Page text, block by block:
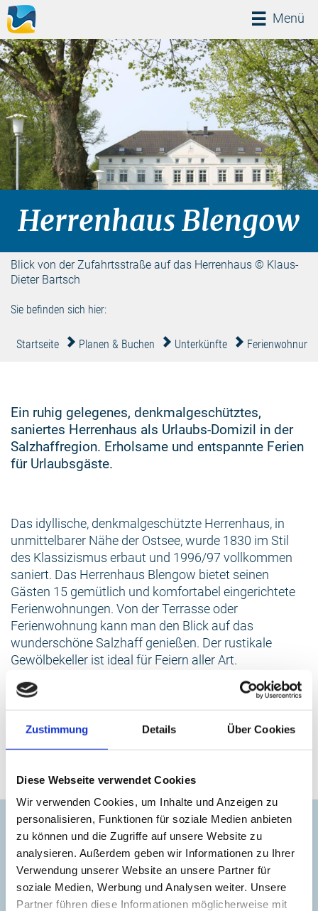
Zustimmung Details Über Cookies
Diese Webseite verwendet Cookies
Wir verwenden Cookies, um Inhalte und Anzeigen zu
personalisieren, Funktionen für soziale Medien anbieten
zu können und die Zugriffe auf unsere Website zu
analysieren. Außerdem geben wir Informationen zu Ihrer
Verwendung unserer Website an unsere Partner für
soziale Medien, Werbung und Analysen weiter. Unsere
Partner führen diese Informationen möglicherweise mit
Menü
Menü
Blick von der Zufahrtsstraße auf das Herrenhaus © Klaus-
Dieter Bartsch
Herrenhaus Blengow
Sie befinden sich hier:
Startseite Planen & Buchen Unterkünfte
Ein ruhig gelegenes, denkmalgeschütztes,
saniertes Herrenhaus als Urlaubs-Domizil in der
Salzhaffregion. Erholsame und entspannte Ferien
für Urlaubsgäste.
Das idyllische, denkmalgeschützte Herrenhaus, in
unmittelbarer Nähe der Ostsee, wurde 1830 im Stil
des Klassizismus erbaut und 1996/97 vollkommen
saniert. Das Herrenhaus Blengow bietet seinen
Gästen 15 gemütlich und komfortabel eingerichtete
Ferienwohnungen. Von der Terrasse oder
Ferienwohnung kann man den Blick auf das
wunderschöne Salzhaff genießen. Der rustikale
Gewölbekeller ist ideal für Feiern aller Art.
Auf dem Gutsgelände, mit Liegewiese, Spiel- und
Grillplatz und in der Umgebung findet man viele
Möglichkeiten zur aktiven Erholung. So wurde 2001
Salzhaff.
Kontakt
Herrenhaus Blengow
+49 38203 12055